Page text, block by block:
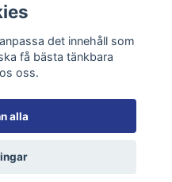
det innehåll som
få bästa tänkbara
oss.
alla